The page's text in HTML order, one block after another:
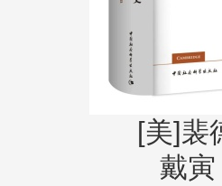
[美]裴
戴